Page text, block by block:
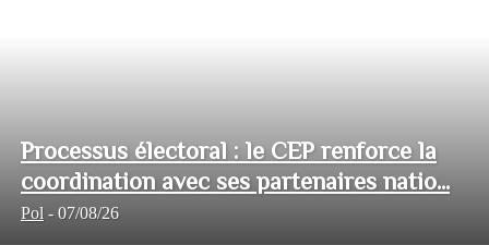
Processus électoral : le CEP renforce la
coordination avec ses partenaires natio...
Pol - 07/08/26